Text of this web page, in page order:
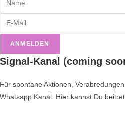
ANMELDEN
Signal-Kanal (coming
Für spontane Aktionen,
Whatsapp Kanal. Hier kannst Du